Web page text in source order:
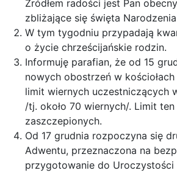
Źródłem radości jest Pan
zbliżające się święta
W tym tygodniu przypadają
o życie chrześcijańskie rodzin.
Informuję parafian, że od 15
nowych obostrzeń w
limit wiernych uczestniczących
/tj. około 70 wiernych/. Limit
zaszczepionych.
Od 17 grudnia rozpoczyna się
Adwentu, przeznaczona na
przygotowanie do Uroczystości